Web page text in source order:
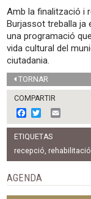
Amb la finalització i
Burjassot treballa ja
una programació
vida cultural del
ciutadania.
TORNAR
COMPARTIR
F
a
c
e
b
o
o
k
w
i
t
t
e
m
l
ETIQUETAS
recepció, rehabilitació
AGENDA